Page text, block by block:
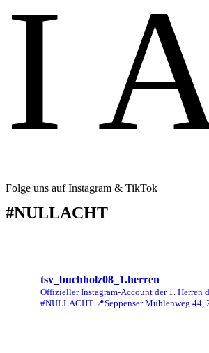
I
Folge uns auf Instagram & TikTok
#NULLACHT
tsv_buchholz08_1.herren
Offizieller Instagram-Account der 1. Herren
#NULLACHT 📍Seppenser Mühlenweg